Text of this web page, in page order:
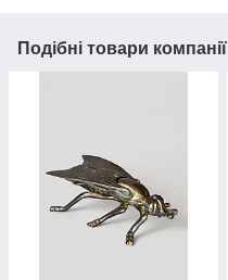
Подібні товари компанії